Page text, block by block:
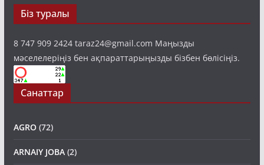
Біз туралы
8 747 909 2424 taraz24@gmail.com Маңызды
мәселелеріңіз бен ақпараттарыңызды бізбен бөлісіңіз.
Санаттар
AGRO(72)
ARNAIY JOBA(2)